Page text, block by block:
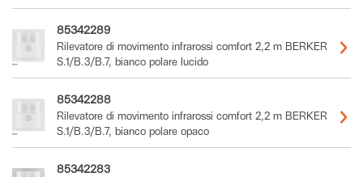
85342289
Rilevatore di movimento infrarossi comfort 2,2 m BERKER
S.1/B.3/B.7, bianco polare lucido
85342288
Rilevatore di movimento infrarossi comfort 2,2 m BERKER
S.1/B.3/B.7, bianco polare opaco
85342283